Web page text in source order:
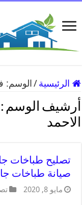
الرئيسية / الوسم:
أرشيف الوسم :
الاحمد
صيانة طباخات
مايو 8, 2020